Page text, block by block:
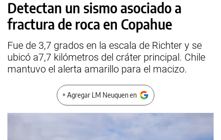
Detectan un sismo asociado a
fractura de roca en Copahue
Fue de 3,7 grados en la escala de Richter y se
ubicó a7,7 kilómetros del cráter principal. Chile
mantuvo el alerta amarillo para el macizo.
+ Agregar LM Neuquen en